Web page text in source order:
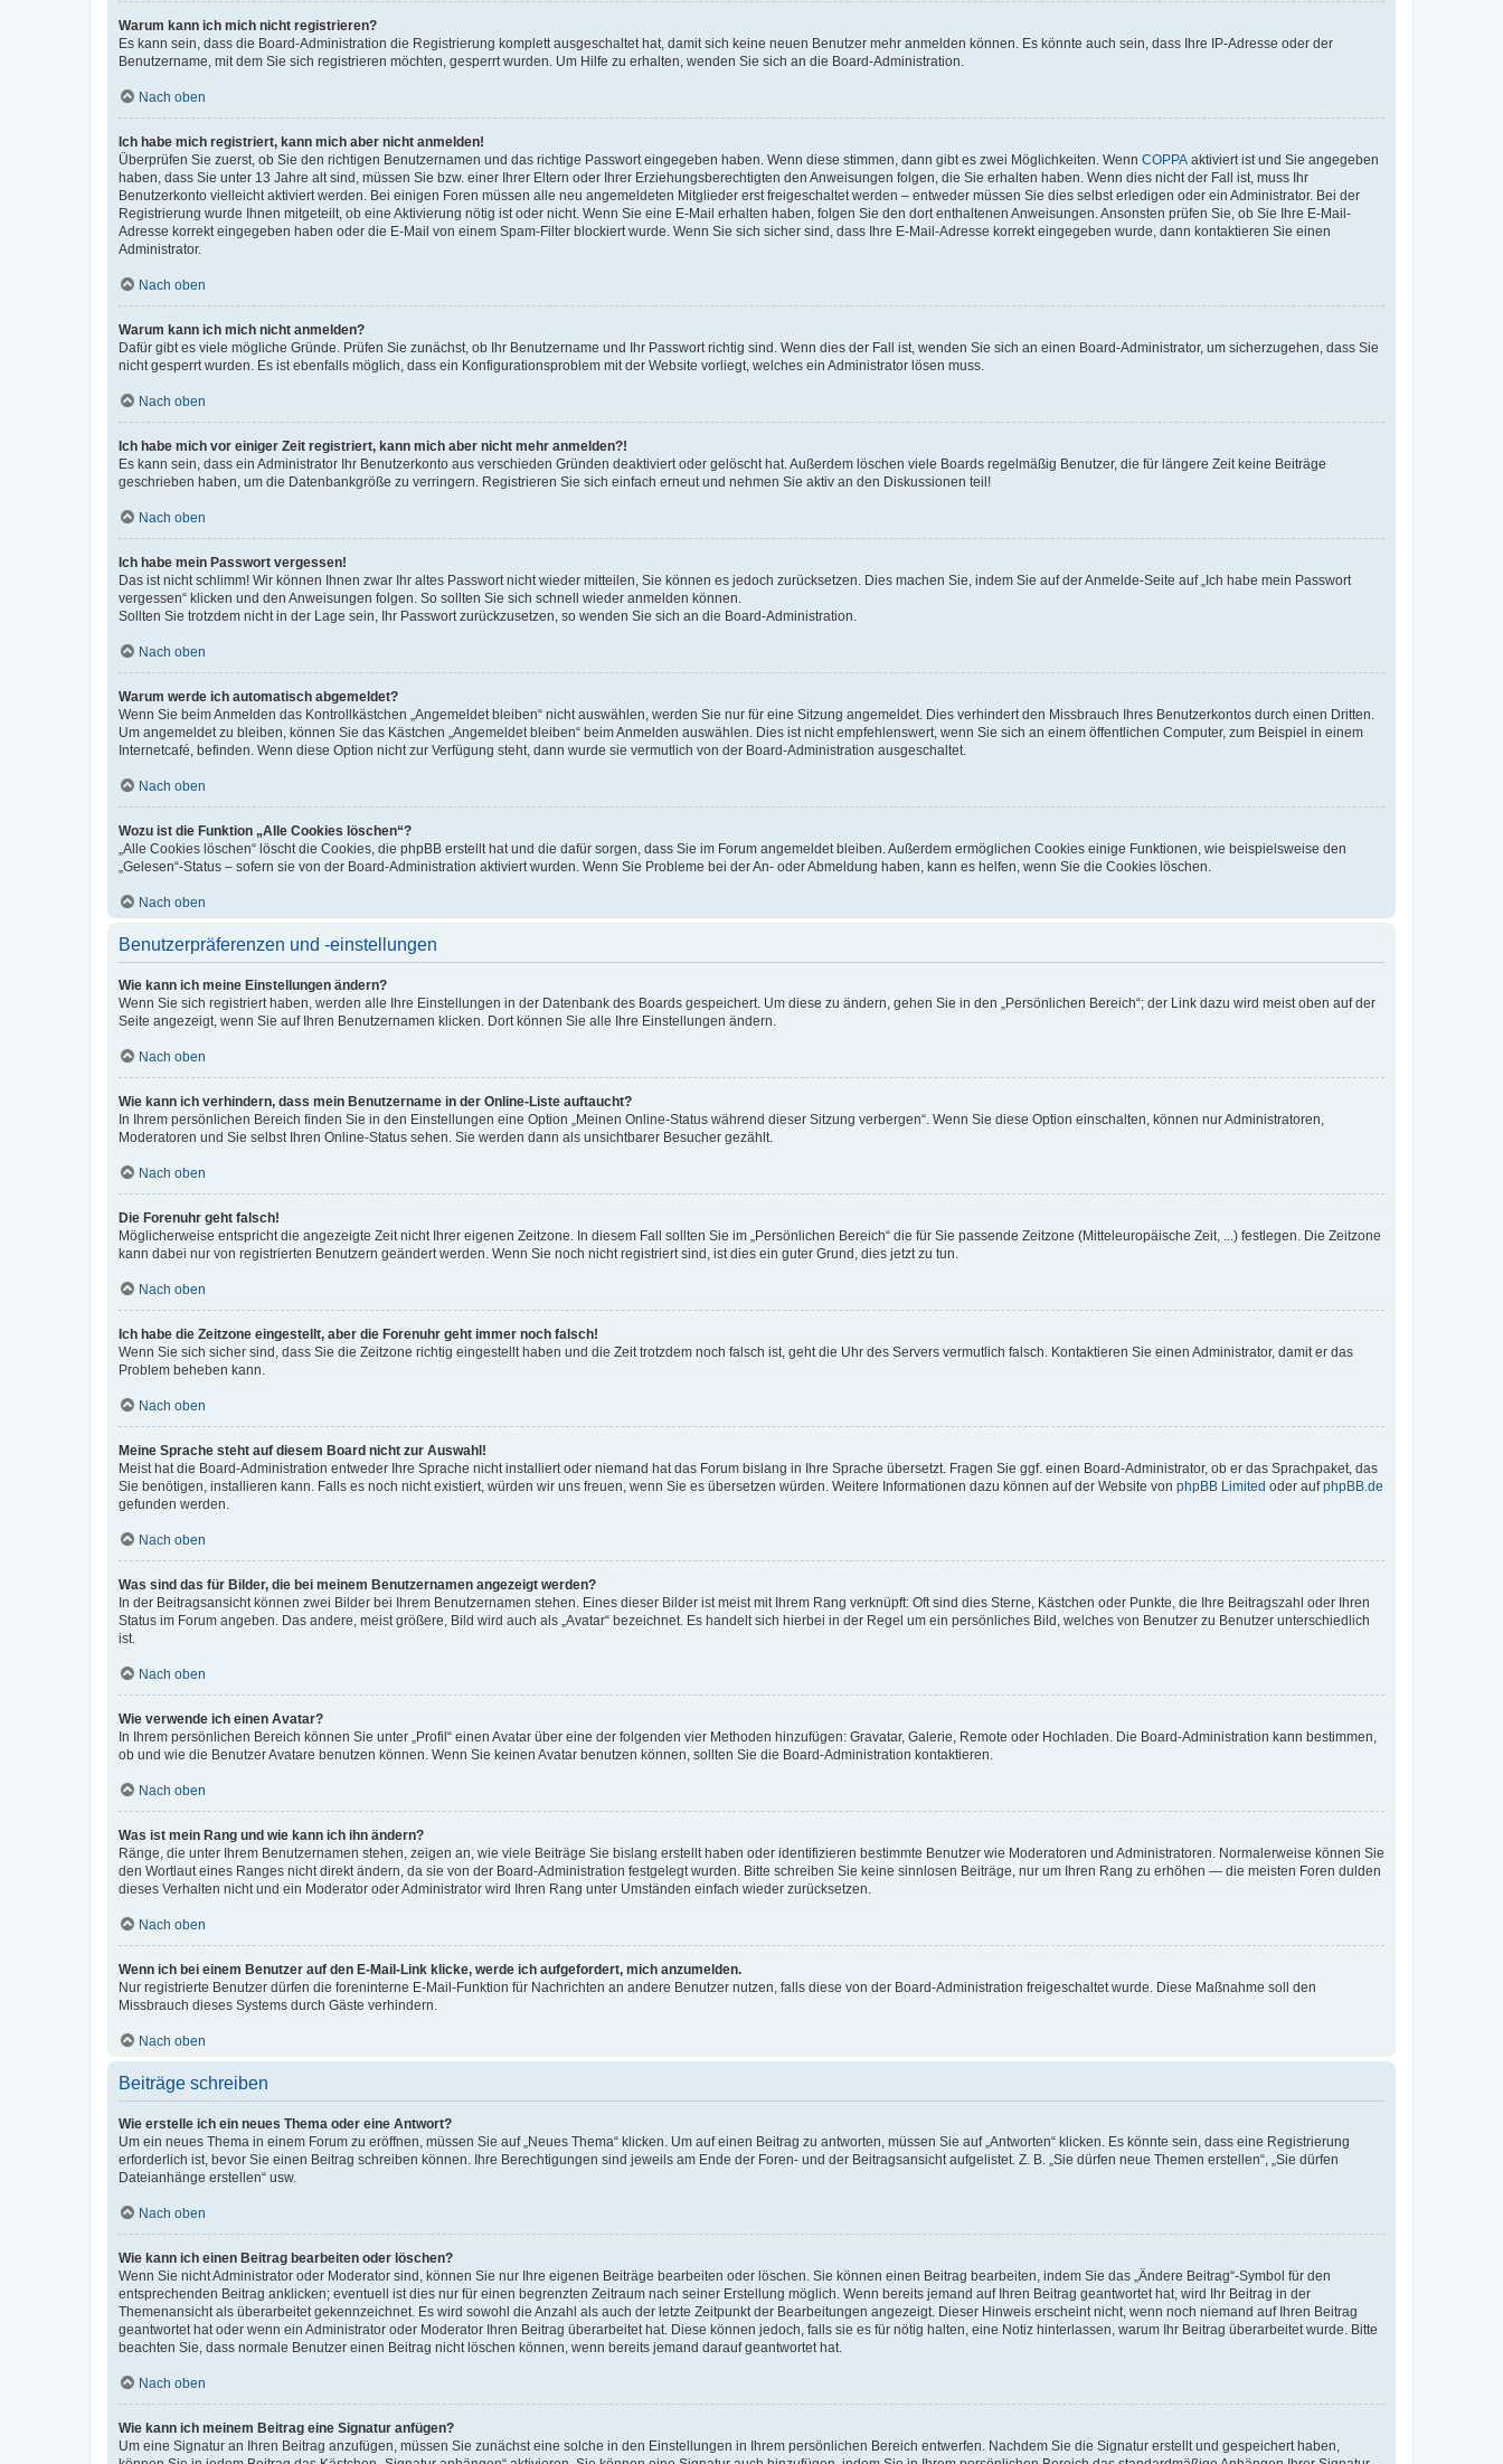
Warum kann ich mich nicht registrieren?
Es kann sein, dass die Board-Administration die Registrierung komplett ausgeschaltet hat, damit sich keine neuen Benutzer mehr anmelden können. Es könnte auch sein, dass Ihre IP-Adresse oder der
Benutzername, mit dem Sie sich registrieren möchten, gesperrt wurden. Um Hilfe zu erhalten, wenden Sie sich an die Board-Administration.
Nach oben
Ich habe mich registriert, kann mich aber nicht anmelden!
Überprüfen Sie zuerst, ob Sie den richtigen Benutzernamen und das richtige Passwort eingegeben haben. Wenn diese stimmen, dann gibt es zwei Möglichkeiten. Wenn COPPA aktiviert ist und Sie angegeben
haben, dass Sie unter 13 Jahre alt sind, müssen Sie bzw. einer Ihrer Eltern oder Ihrer Erziehungsberechtigten den Anweisungen folgen, die Sie erhalten haben. Wenn dies nicht der Fall ist, muss Ihr
Benutzerkonto vielleicht aktiviert werden. Bei einigen Foren müssen alle neu angemeldeten Mitglieder erst freigeschaltet werden – entweder müssen Sie dies selbst erledigen oder ein Administrator. Bei der
Registrierung wurde Ihnen mitgeteilt, ob eine Aktivierung nötig ist oder nicht. Wenn Sie eine E-Mail erhalten haben, folgen Sie den dort enthaltenen Anweisungen. Ansonsten prüfen Sie, ob Sie Ihre E-Mail-
Adresse korrekt eingegeben haben oder die E-Mail von einem Spam-Filter blockiert wurde. Wenn Sie sich sicher sind, dass Ihre E-Mail-Adresse korrekt eingegeben wurde, dann kontaktieren Sie einen
Administrator.
Nach oben
Warum kann ich mich nicht anmelden?
Dafür gibt es viele mögliche Gründe. Prüfen Sie zunächst, ob Ihr Benutzername und Ihr Passwort richtig sind. Wenn dies der Fall ist, wenden Sie sich an einen Board-Administrator, um sicherzugehen, dass Sie
nicht gesperrt wurden. Es ist ebenfalls möglich, dass ein Konfigurationsproblem mit der Website vorliegt, welches ein Administrator lösen muss.
Nach oben
Ich habe mich vor einiger Zeit registriert, kann mich aber nicht mehr anmelden?!
Es kann sein, dass ein Administrator Ihr Benutzerkonto aus verschieden Gründen deaktiviert oder gelöscht hat. Außerdem löschen viele Boards regelmäßig Benutzer, die für längere Zeit keine Beiträge
geschrieben haben, um die Datenbankgröße zu verringern. Registrieren Sie sich einfach erneut und nehmen Sie aktiv an den Diskussionen teil!
Nach oben
Ich habe mein Passwort vergessen!
Das ist nicht schlimm! Wir können Ihnen zwar Ihr altes Passwort nicht wieder mitteilen, Sie können es jedoch zurücksetzen. Dies machen Sie, indem Sie auf der Anmelde-Seite auf „Ich habe mein Passwort
vergessen“ klicken und den Anweisungen folgen. So sollten Sie sich schnell wieder anmelden können.
Sollten Sie trotzdem nicht in der Lage sein, Ihr Passwort zurückzusetzen, so wenden Sie sich an die Board-Administration.
Nach oben
Warum werde ich automatisch abgemeldet?
Wenn Sie beim Anmelden das Kontrollkästchen „Angemeldet bleiben“ nicht auswählen, werden Sie nur für eine Sitzung angemeldet. Dies verhindert den Missbrauch Ihres Benutzerkontos durch einen Dritten.
Um angemeldet zu bleiben, können Sie das Kästchen „Angemeldet bleiben“ beim Anmelden auswählen. Dies ist nicht empfehlenswert, wenn Sie sich an einem öffentlichen Computer, zum Beispiel in einem
Internetcafé, befinden. Wenn diese Option nicht zur Verfügung steht, dann wurde sie vermutlich von der Board-Administration ausgeschaltet.
Nach oben
Wozu ist die Funktion „Alle Cookies löschen“?
„Alle Cookies löschen“ löscht die Cookies, die phpBB erstellt hat und die dafür sorgen, dass Sie im Forum angemeldet bleiben. Außerdem ermöglichen Cookies einige Funktionen, wie beispielsweise den
„Gelesen“-Status – sofern sie von der Board-Administration aktiviert wurden. Wenn Sie Probleme bei der An- oder Abmeldung haben, kann es helfen, wenn Sie die Cookies löschen.
Nach oben
Benutzerpräferenzen und -einstellungen
Wie kann ich meine Einstellungen ändern?
Wenn Sie sich registriert haben, werden alle Ihre Einstellungen in der Datenbank des Boards gespeichert. Um diese zu ändern, gehen Sie in den „Persönlichen Bereich“; der Link dazu wird meist oben auf der
Seite angezeigt, wenn Sie auf Ihren Benutzernamen klicken. Dort können Sie alle Ihre Einstellungen ändern.
Nach oben
Wie kann ich verhindern, dass mein Benutzername in der Online-Liste auftaucht?
In Ihrem persönlichen Bereich finden Sie in den Einstellungen eine Option „Meinen Online-Status während dieser Sitzung verbergen“. Wenn Sie diese Option einschalten, können nur Administratoren,
Moderatoren und Sie selbst Ihren Online-Status sehen. Sie werden dann als unsichtbarer Besucher gezählt.
Nach oben
Die Forenuhr geht falsch!
Möglicherweise entspricht die angezeigte Zeit nicht Ihrer eigenen Zeitzone. In diesem Fall sollten Sie im „Persönlichen Bereich“ die für Sie passende Zeitzone (Mitteleuropäische Zeit, ...) festlegen. Die Zeitzone
kann dabei nur von registrierten Benutzern geändert werden. Wenn Sie noch nicht registriert sind, ist dies ein guter Grund, dies jetzt zu tun.
Nach oben
Ich habe die Zeitzone eingestellt, aber die Forenuhr geht immer noch falsch!
Wenn Sie sich sicher sind, dass Sie die Zeitzone richtig eingestellt haben und die Zeit trotzdem noch falsch ist, geht die Uhr des Servers vermutlich falsch. Kontaktieren Sie einen Administrator, damit er das
Problem beheben kann.
Nach oben
Meine Sprache steht auf diesem Board nicht zur Auswahl!
Meist hat die Board-Administration entweder Ihre Sprache nicht installiert oder niemand hat das Forum bislang in Ihre Sprache übersetzt. Fragen Sie ggf. einen Board-Administrator, ob er das Sprachpaket, das
Sie benötigen, installieren kann. Falls es noch nicht existiert, würden wir uns freuen, wenn Sie es übersetzen würden. Weitere Informationen dazu können auf der Website von phpBB Limited oder aufphpBB.de
gefunden werden.
Nach oben
Was sind das für Bilder, die bei meinem Benutzernamen angezeigt werden?
In der Beitragsansicht können zwei Bilder bei Ihrem Benutzernamen stehen. Eines dieser Bilder ist meist mit Ihrem Rang verknüpft: Oft sind dies Sterne, Kästchen oder Punkte, die Ihre Beitragszahl oder Ihren
Status im Forum angeben. Das andere, meist größere, Bild wird auch als „Avatar“ bezeichnet. Es handelt sich hierbei in der Regel um ein persönliches Bild, welches von Benutzer zu Benutzer unterschiedlich
ist.
Nach oben
Wie verwende ich einen Avatar?
In Ihrem persönlichen Bereich können Sie unter „Profil“ einen Avatar über eine der folgenden vier Methoden hinzufügen: Gravatar, Galerie, Remote oder Hochladen. Die Board-Administration kann bestimmen,
ob und wie die Benutzer Avatare benutzen können. Wenn Sie keinen Avatar benutzen können, sollten Sie die Board-Administration kontaktieren.
Nach oben
Was ist mein Rang und wie kann ich ihn ändern?
Ränge, die unter Ihrem Benutzernamen stehen, zeigen an, wie viele Beiträge Sie bislang erstellt haben oder identifizieren bestimmte Benutzer wie Moderatoren und Administratoren. Normalerweise können Sie
den Wortlaut eines Ranges nicht direkt ändern, da sie von der Board-Administration festgelegt wurden. Bitte schreiben Sie keine sinnlosen Beiträge, nur um Ihren Rang zu erhöhen — die meisten Foren dulden
dieses Verhalten nicht und ein Moderator oder Administrator wird Ihren Rang unter Umständen einfach wieder zurücksetzen.
Nach oben
Wenn ich bei einem Benutzer auf den E-Mail-Link klicke, werde ich aufgefordert, mich anzumelden.
Nur registrierte Benutzer dürfen die foreninterne E-Mail-Funktion für Nachrichten an andere Benutzer nutzen, falls diese von der Board-Administration freigeschaltet wurde. Diese Maßnahme soll den
Missbrauch dieses Systems durch Gäste verhindern.
Nach oben
Beiträge schreiben
Wie erstelle ich ein neues Thema oder eine Antwort?
Um ein neues Thema in einem Forum zu eröffnen, müssen Sie auf „Neues Thema“ klicken. Um auf einen Beitrag zu antworten, müssen Sie auf „Antworten“ klicken. Es könnte sein, dass eine Registrierung
erforderlich ist, bevor Sie einen Beitrag schreiben können. Ihre Berechtigungen sind jeweils am Ende der Foren- und der Beitragsansicht aufgelistet. Z. B. „Sie dürfen neue Themen erstellen“, „Sie dürfen
Dateianhänge erstellen“ usw.
Nach oben
Wie kann ich einen Beitrag bearbeiten oder löschen?
Wenn Sie nicht Administrator oder Moderator sind, können Sie nur Ihre eigenen Beiträge bearbeiten oder löschen. Sie können einen Beitrag bearbeiten, indem Sie das „Ändere Beitrag“-Symbol für den
entsprechenden Beitrag anklicken; eventuell ist dies nur für einen begrenzten Zeitraum nach seiner Erstellung möglich. Wenn bereits jemand auf Ihren Beitrag geantwortet hat, wird Ihr Beitrag in der
Themenansicht als überarbeitet gekennzeichnet. Es wird sowohl die Anzahl als auch der letzte Zeitpunkt der Bearbeitungen angezeigt. Dieser Hinweis erscheint nicht, wenn noch niemand auf Ihren Beitrag
geantwortet hat oder wenn ein Administrator oder Moderator Ihren Beitrag überarbeitet hat. Diese können jedoch, falls sie es für nötig halten, eine Notiz hinterlassen, warum Ihr Beitrag überarbeitet wurde. Bitte
beachten Sie, dass normale Benutzer einen Beitrag nicht löschen können, wenn bereits jemand darauf geantwortet hat.
Nach oben
Wie kann ich meinem Beitrag eine Signatur anfügen?
Um eine Signatur an Ihren Beitrag anzufügen, müssen Sie zunächst eine solche in den Einstellungen in Ihrem persönlichen Bereich entwerfen. Nachdem Sie die Signatur erstellt und gespeichert haben,